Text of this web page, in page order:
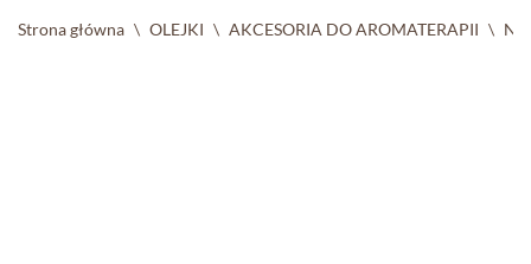
Strona główna \ OLEJKI \ AKCESORIA DO AROMATERAPII \